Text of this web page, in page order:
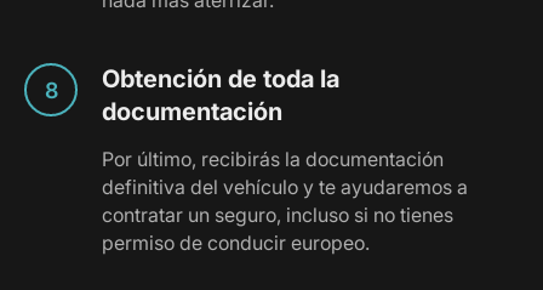
Obtención de toda la
documentación
Por último, recibirás la documentación
definitiva del vehículo y te ayudaremos a
contratar un seguro, incluso si no tienes
permiso de conducir europeo.